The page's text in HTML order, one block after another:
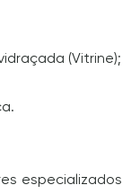
(Vitrine);
especializados